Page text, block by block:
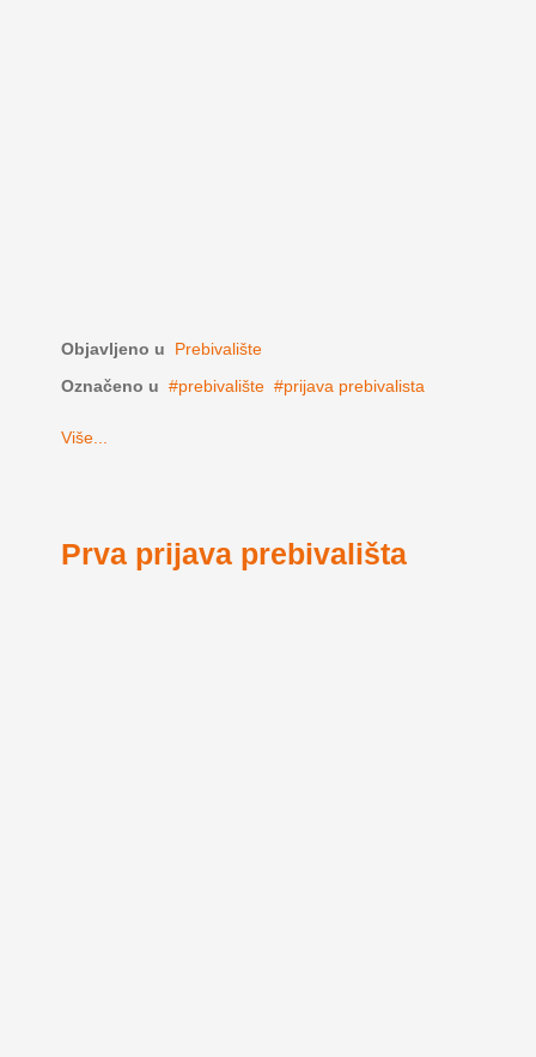
Objavljeno u
Prebivalište
Označeno u
prebivalište prijava prebivalista
Više...
Prva prijava prebivališta